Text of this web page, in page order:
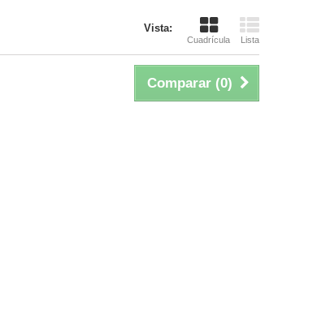
Vista:
Cuadrícula Lista
Comparar (0)